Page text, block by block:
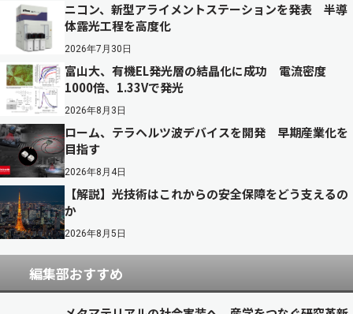
ニコン、新型アライメントステーションを発表 半導
体露光工程を高度化
2026年7月30日
富山大、有機EL発光層の結晶化に成功 電流密度
1000倍、1.33Vで発光
2026年8月3日
ローム、テラヘルツ波デバイスを開発 早期産業化を
目指す
2026年8月4日
【解説】光技術はこれからの安全保障をどう支えるの
か
2026年8月5日
編集部おすすめ